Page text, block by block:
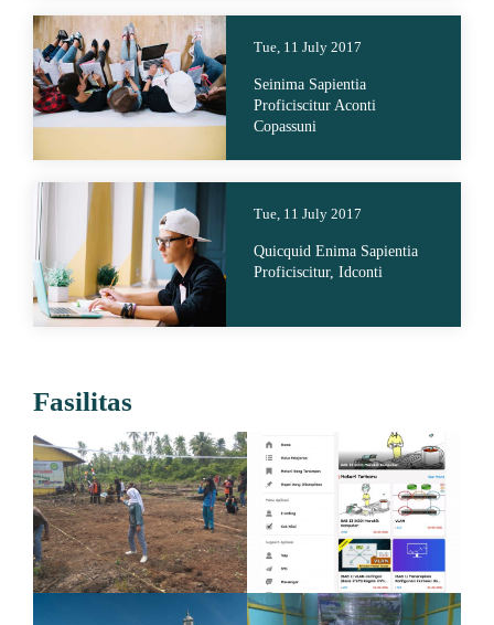
Tue, 11 July 2017
Seinima Sapientia
Proficiscitur Aconti
Copassuni
Tue, 11 July 2017
Quicquid Enima Sapientia
Proficiscitur, Idconti
Fasilitas